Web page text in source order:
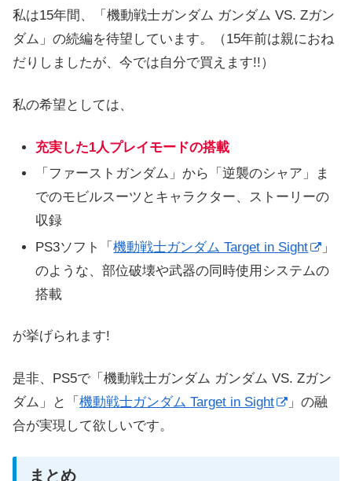
私は15年間、「機動戦士ガンダム ガンダム VS. Zガン
ダム」の続編を待望しています。（15年前は親におね
だりしましたが、今では自分で買えます!!）
私の希望としては、
充実した1人プレイモードの搭載
「ファーストガンダム」から「逆襲のシャア」ま
でのモビルスーツとキャラクター、ストーリーの
収録
PS3ソフト「機動戦士ガンダム Target in Sight
」
のような、部位破壊や武器の同時使用システムの
搭載
が挙げられます!
是非、PS5で「機動戦士ガンダム ガンダム VS. Zガン
ダム」と「 機動戦士ガンダム Target in Sight
」の融
合が実現して欲しいです。
まとめ